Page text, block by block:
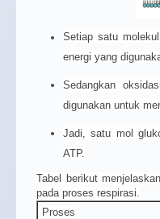
Setiap satu
energi yang
Sedangkan
digunakan untuk
Jadi, satu mol
ATP.
Tabel berikut
pada proses respirasi.
Proses